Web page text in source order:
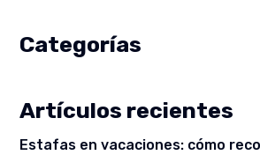
Categorías
Artículos recientes
Estafas en vacaciones: cómo